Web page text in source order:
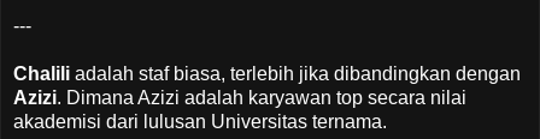
---
Chalili adalah staf biasa, terlebih jika dibandingkan dengan
Azizi. Dimana Azizi adalah karyawan top secara nilai
akademisi dari lulusan Universitas ternama.